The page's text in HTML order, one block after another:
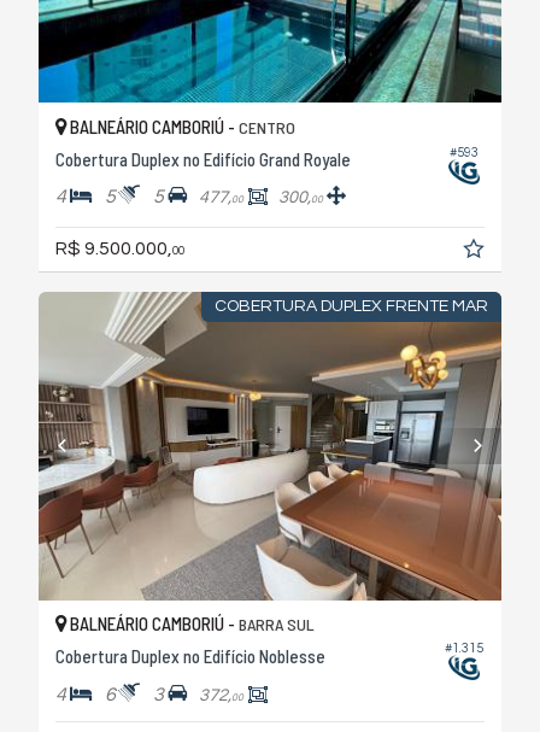
#593
BALNEÁRIO CAMBORIÚ - CENTRO
Cobertura Duplex no Edifício Grand Royale
4 5 5 477,00 300,00
R$ 9.500.000, 00
COBERTURA DUPLEX FRENTE MAR
#1.315
BALNEÁRIO CAMBORIÚ - BARRA SUL
Cobertura Duplex no Edifício Noblesse
4 6 3 372,00